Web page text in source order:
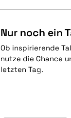
Nur noch ein
Ob inspirierende
nutze die Chance
letzten Tag.